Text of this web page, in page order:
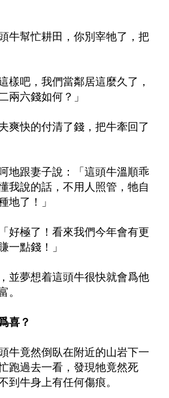
牛幫忙耕田，你別宰牠了，把
樣吧，我們當鄰居這麼久了，
兩六錢如何？」
爽快的付清了錢，把牛牽回了
地跟妻子說：「這頭牛溫順乖
我說的話，不用人照管，牠自
地了！」
好極了！看來我們今年會有更
一點錢！」
並夢想着這頭牛很快就會爲他
。
喜？
牛竟然倒臥在附近的山岩下一
跑過去一看，發現牠竟然死
到牛身上有任何傷痕。